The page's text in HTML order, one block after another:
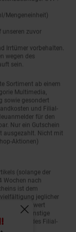
Fenster
Mengeneinheit)
zuvor
Irrtümer vorbehalten.
wegen des
sein.
Sortiment ab einem
Multimedia,
sowie gesondert
und Filial-
für den
Nur ein Gutschein
ausgezahlt. Nicht mit
Aktionen)
(solange der
nach
ist dem
jeglicher
oder sonstige
des Filial-